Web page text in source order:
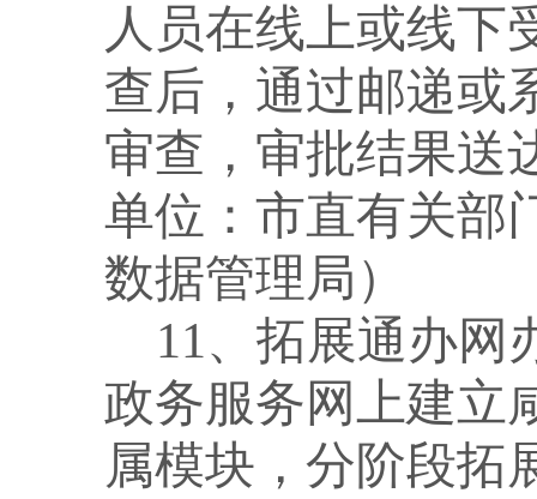
人员在线上或线下
查后，通过邮递或
审查，审批结果送
单位：市直有关部
数据管理局）
11、拓展通办网
政务服务网上建立
属模块，分阶段拓